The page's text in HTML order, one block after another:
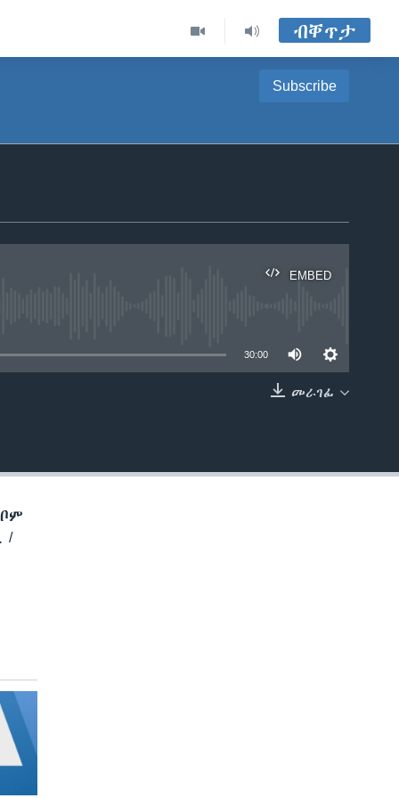
ብቐጥታ
Subscribe
EMBED
30:00
መራገፊ
/